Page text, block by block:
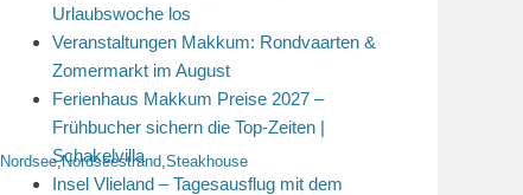
Nordsee,Nordseestrand,Steakhouse
Urlaubswoche los
Veranstaltungen Makkum: Rondvaarten &
Zomermarkt im August
Ferienhaus Makkum Preise 2027 –
Frühbucher sichern die Top-Zeiten |
Schakelvilla
Insel Vlieland – Tagesausflug mit dem